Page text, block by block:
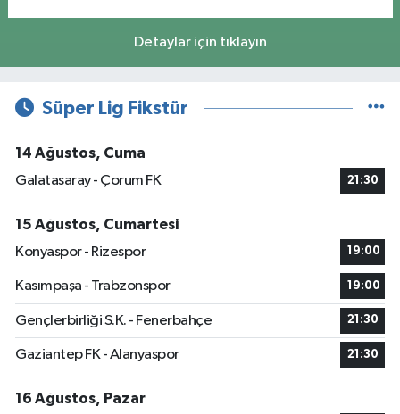
Detaylar için tıklayın
Süper Lig Fikstür
14 Ağustos, Cuma
Galatasaray - Çorum FK
21:30
15 Ağustos, Cumartesi
Konyaspor - Rizespor
19:00
Kasımpaşa - Trabzonspor 19:00
Gençlerbirliği S.K. - Fenerbahçe 21:30
Gaziantep FK - Alanyaspor 21:30
16 Ağustos, Pazar